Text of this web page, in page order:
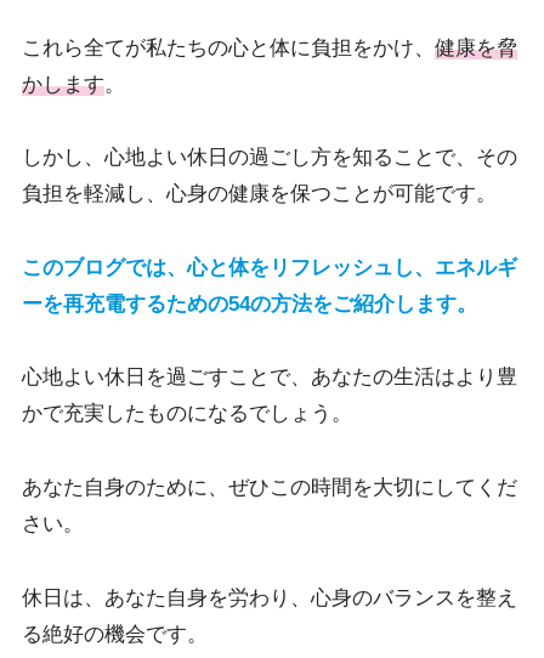
これら全てが私たちの心と体に負担をかけ、 健康を脅
かします。
しかし、心地よい休日の過ごし方を知ることで、その
負担を軽減し、心身の健康を保つことが可能です。
このブログでは、心と体をリフレッシュし、エネルギ
ーを再充電するための54の方法をご紹介します。
心地よい休日を過ごすことで、あなたの生活はより豊
かで充実したものになるでしょう。
あなた自身のために、ぜひこの時間を大切にしてくだ
さい。
休日は、あなた自身を労わり、心身のバランスを整え
る絶好の機会です。